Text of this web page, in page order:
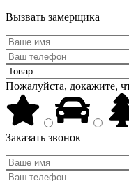
Вызвать замерщика
Пожалуйста, докажите,
Заказать звонок